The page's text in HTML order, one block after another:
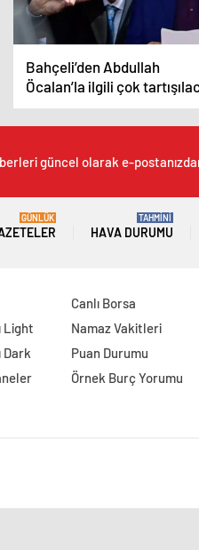
Bahçeli’den Abdullah
Öcalan’la ilgili çok
yeni çağrı
güncel olarak e-
GÜNLÜK
HAVA DURUMU
TAHMİNİ
Light
Dark
Canlı Borsa
Namaz Vakitleri
Puan Durumu
Örnek Burç Yorumu